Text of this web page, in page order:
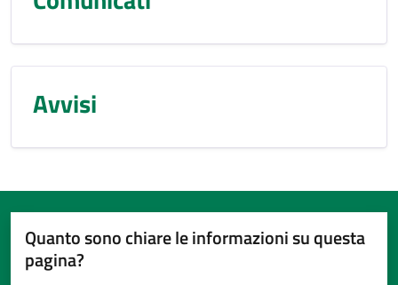
Avvisi
Quanto sono chiare le informazioni su questa
pagina?